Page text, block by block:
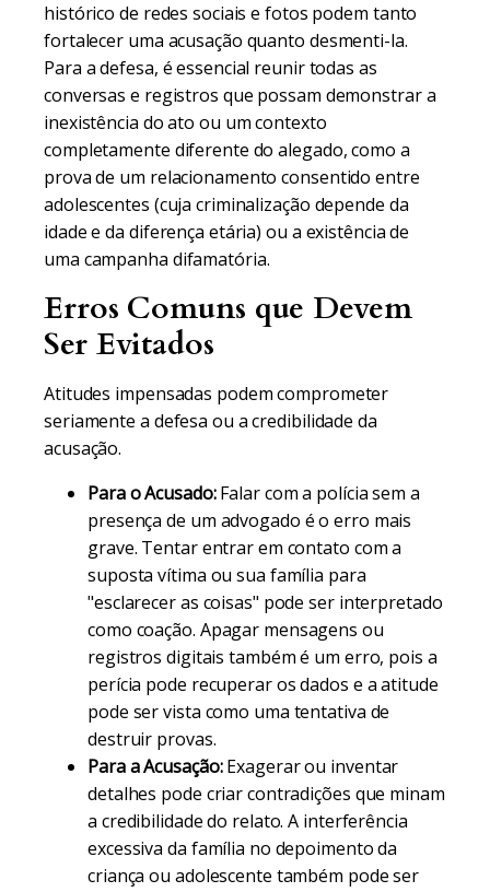
histórico de redes sociais e fotos podem tanto
fortalecer uma acusação quanto desmenti-la.
Para a defesa, é essencial reunir todas as
conversas e registros que possam demonstrar a
inexistência do ato ou um contexto
completamente diferente do alegado, como a
prova de um relacionamento consentido entre
adolescentes (cuja criminalização depende da
idade e da diferença etária) ou a existência de
uma campanha difamatória.
Erros Comuns que Devem
Ser Evitados
Atitudes impensadas podem comprometer
seriamente a defesa ou a credibilidade da
acusação.
Para o Acusado:Falar com a polícia sem a
presença de um advogado é o erro mais
grave. Tentar entrar em contato com a
suposta vítima ou sua família para
"esclarecer as coisas" pode ser interpretado
como coação. Apagar mensagens ou
registros digitais também é um erro, pois a
perícia pode recuperar os dados e a atitude
pode ser vista como uma tentativa de
destruir provas.
Para a Acusação:Exagerar ou inventar
detalhes pode criar contradições que minam
a credibilidade do relato. A interferência
excessiva da família no depoimento da
criança ou adolescente também pode ser